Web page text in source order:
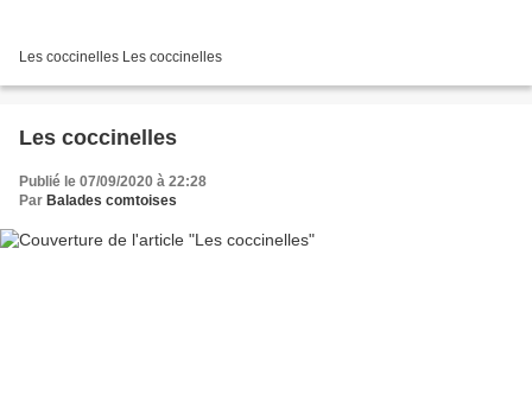
Les coccinelles Les coccinelles
Les coccinelles
Publié le 07/09/2020 à 22:28
Par Balades comtoises